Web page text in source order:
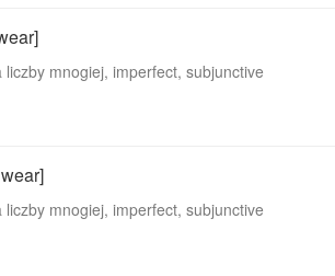
liczby mnogiej, imperfect, subjunctive
liczby mnogiej, imperfect, subjunctive